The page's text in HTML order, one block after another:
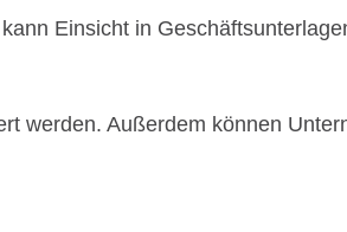
Einsicht in
werden. Außerdem können